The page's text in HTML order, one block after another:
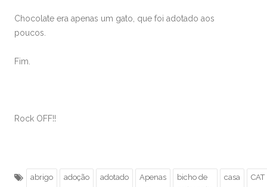
Chocolate era apenas um gato, que foi adotado aos
poucos.
Fim.
Rock OFF!!
abrigo adoção adotado
Apenas
bicho de
casa CAT